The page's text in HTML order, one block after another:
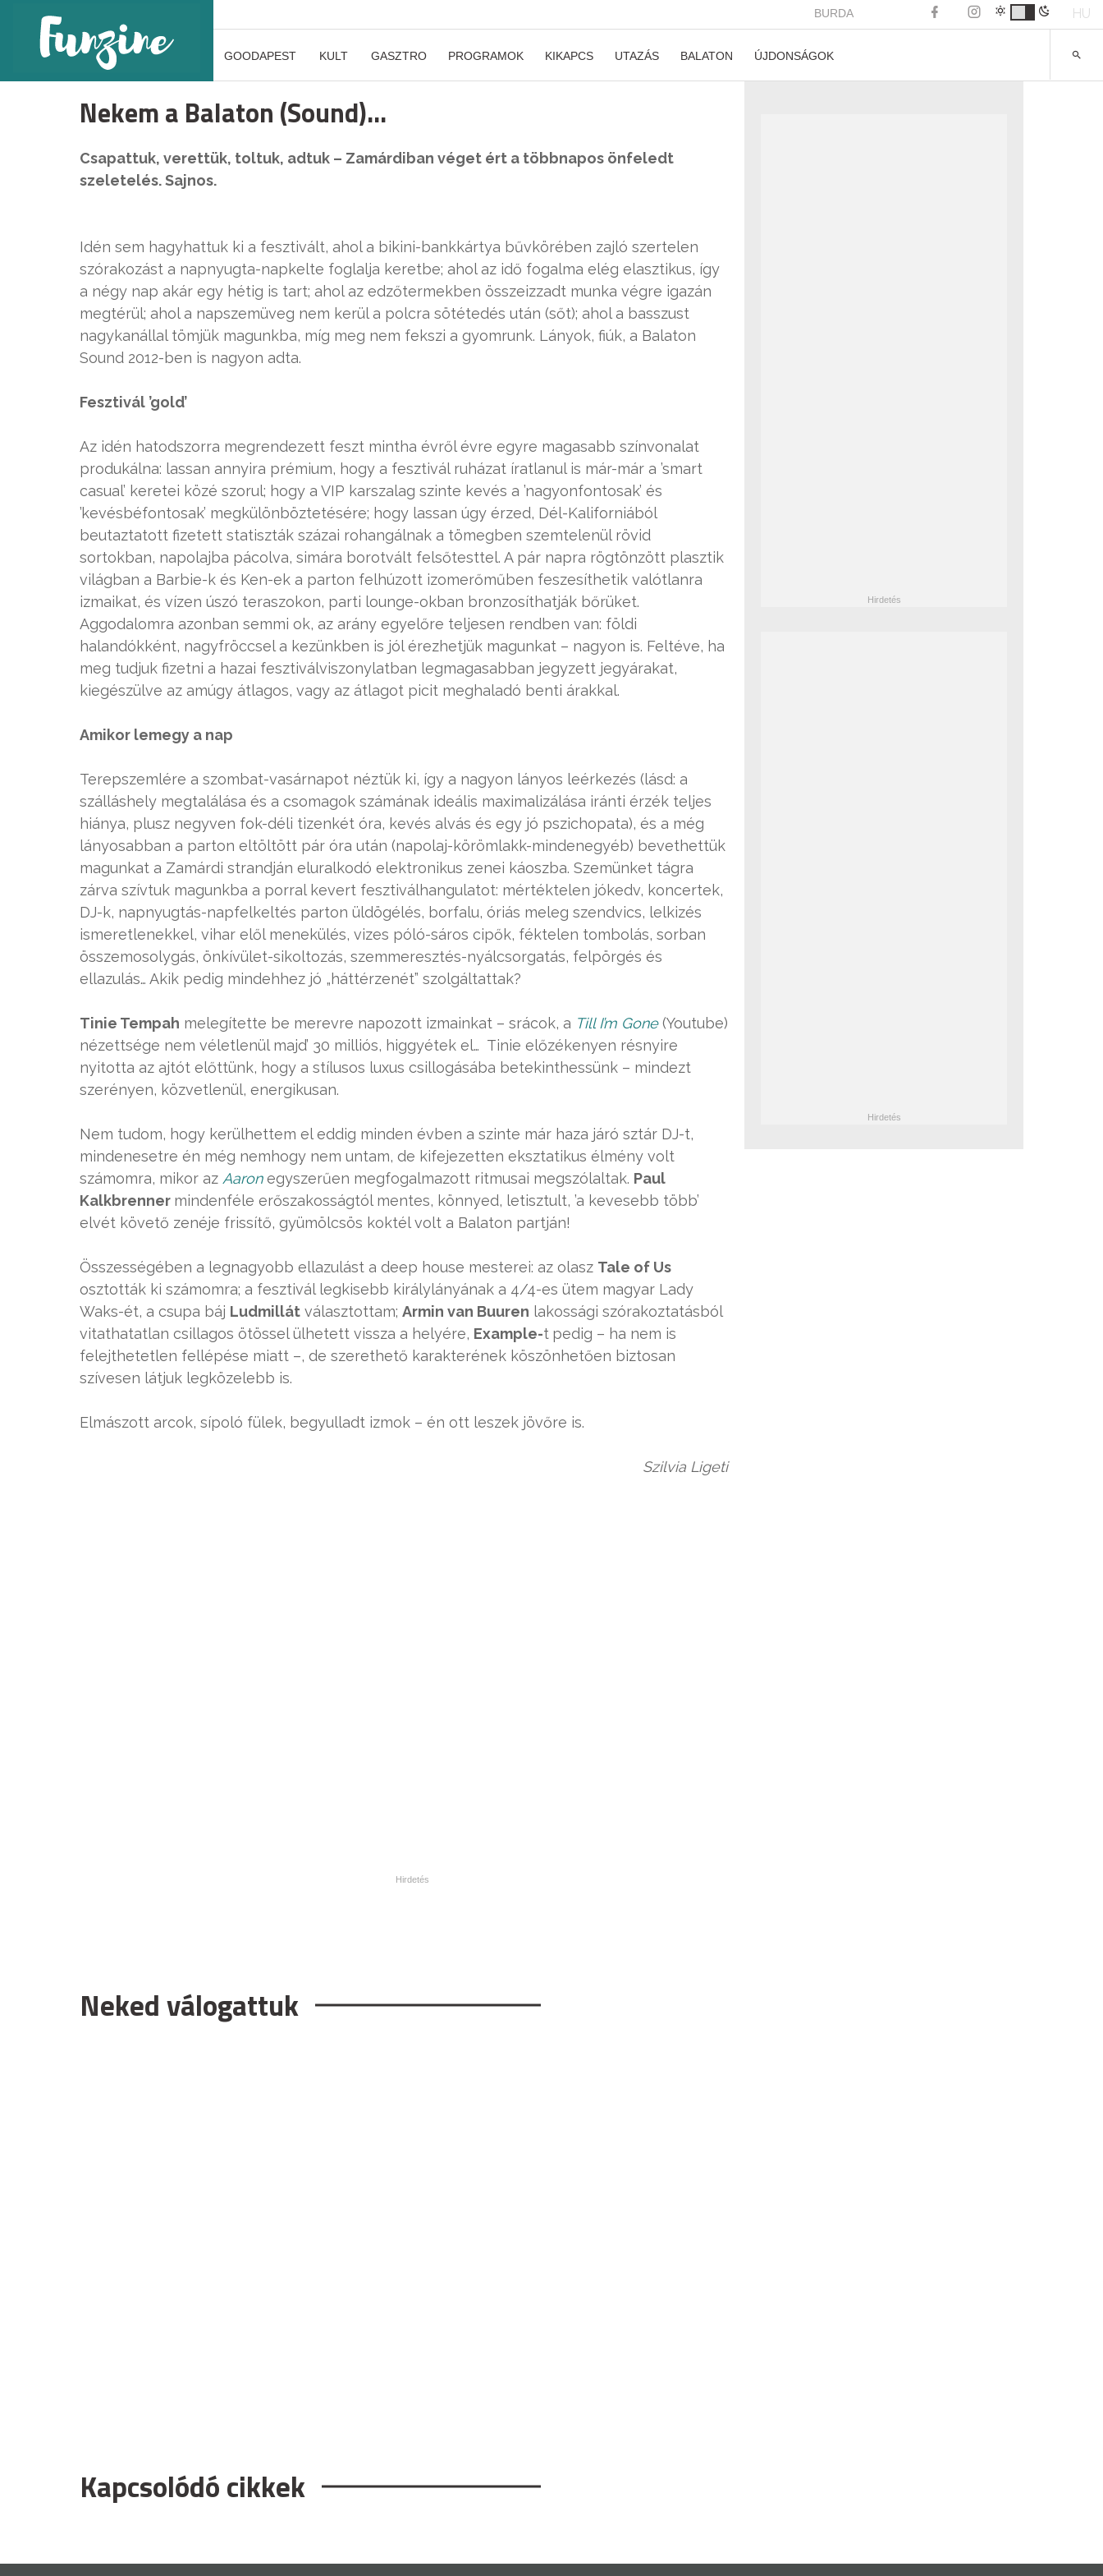
BURDA HU
GOODAPEST KULT GASZTRO PROGRAMOK KIKAPCS UTAZÁS BALATON ÚJDONSÁGOK
Nekem a Balaton (Sound)…
Csapattuk, verettük, toltuk, adtuk – Zamárdiban véget ért a többnapos önfeledt
szeletelés. Sajnos.
Idén sem hagyhattuk ki a fesztivált, ahol a bikini-bankkártya bűvkörében zajló szertelen
szórakozást a napnyugta-napkelte foglalja keretbe; ahol az idő fogalma elég elasztikus, így
a négy nap akár egy hétig is tart; ahol az edzőtermekben összeizzadt munka végre igazán
megtérül; ahol a napszemüveg nem kerül a polcra sötétedés után (sőt); ahol a basszust
nagykanállal tömjük magunkba, míg meg nem fekszi a gyomrunk. Lányok, fiúk, a Balaton
Sound 2012-ben is nagyon adta.
Fesztivál ’gold’
Az idén hatodszorra megrendezett feszt mintha évről évre egyre magasabb színvonalat
produkálna: lassan annyira prémium, hogy a fesztivál ruházat íratlanul is már-már a ’smart
casual’ keretei közé szorul; hogy a VIP karszalag szinte kevés a ’nagyonfontosak’ és
’kevésbéfontosak’ megkülönböztetésére; hogy lassan úgy érzed, Dél-Kaliforniából
beutaztatott fizetett statiszták százai rohangálnak a tömegben szemtelenül rövid
sortokban, napolajba pácolva, simára borotvált felsőtesttel. A pár napra rögtönzött plasztik
világban a Barbie-k és Ken-ek a parton felhúzott izomerőműben feszesíthetik valótlanra
izmaikat, és vízen úszó teraszokon, parti lounge-okban bronzosíthatják bőrüket.
Aggodalomra azonban semmi ok, az arány egyelőre teljesen rendben van: földi
halandókként, nagyfröccsel a kezünkben is jól érezhetjük magunkat – nagyon is. Feltéve, ha
meg tudjuk fizetni a hazai fesztiválviszonylatban legmagasabban jegyzett jegyárakat,
kiegészülve az amúgy átlagos, vagy az átlagot picit meghaladó benti árakkal.
Amikor lemegy a nap
Terepszemlére a szombat-vasárnapot néztük ki, így a nagyon lányos leérkezés (lásd: a
szálláshely megtalálása és a csomagok számának ideális maximalizálása iránti érzék teljes
hiánya, plusz negyven fok-déli tizenkét óra, kevés alvás és egy jó pszichopata), és a még
lányosabban a parton eltöltött pár óra után (napolaj-körömlakk-mindenegyéb) bevethettük
magunkat a Zamárdi strandján eluralkodó elektronikus zenei káoszba. Szemünket tágra
zárva szívtuk magunkba a porral kevert fesztiválhangulatot: mértéktelen jókedv, koncertek,
DJ-k, napnyugtás-napfelkeltés parton üldögélés, borfalu, óriás meleg szendvics, lelkizés
ismeretlenekkel, vihar elől menekülés, vizes póló-sáros cipők, féktelen tombolás, sorban
összemosolygás, önkívület-sikoltozás, szemmeresztés-nyálcsorgatás, felpörgés és
ellazulás… Akik pedig mindehhez jó „háttérzenét” szolgáltattak?
Tinie Tempah melegítette be merevre napozott izmainkat – srácok, a Till I’m Gone(Youtube)
nézettsége nem véletlenül majd’ 30 milliós, higgyétek el… Tinie előzékenyen résnyire
nyitotta az ajtót előttünk, hogy a stílusos luxus csillogásába betekinthessünk – mindezt
szerényen, közvetlenül, energikusan.
Nem tudom, hogy kerülhettem el eddig minden évben a szinte már haza járó sztár DJ-t,
mindenesetre én még nemhogy nem untam, de kifejezetten eksztatikus élmény volt
számomra, mikor az Aaronegyszerűen megfogalmazott ritmusai megszólaltak. Paul
Kalkbrenner mindenféle erőszakosságtól mentes, könnyed, letisztult, ’a kevesebb több’
elvét követő zenéje frissítő, gyümölcsös koktél volt a Balaton partján!
Összességében a legnagyobb ellazulást a deep house mesterei: az olasz Tale of Us
osztották ki számomra; a fesztivál legkisebb királylányának a 4/4-es ütem magyar Lady
Waks-ét, a csupa báj Ludmillát választottam; Armin van Buuren lakossági szórakoztatásból
vitathatatlan csillagos ötössel ülhetett vissza a helyére, Example-t pedig – ha nem is
felejthetetlen fellépése miatt –, de szerethető karakterének köszönhetően biztosan
szívesen látjuk legközelebb is.
Elmászott arcok, sípoló fülek, begyulladt izmok – én ott leszek jövőre is.
Szilvia Ligeti
Neked válogattuk
Kapcsolódó cikkek